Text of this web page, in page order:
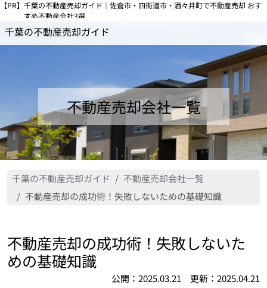
【PR】 千葉の不動産売却ガイド｜佐倉市・四街道市・酒々井町で不動産売却 おす
すめ不動産会社3選
千葉の不動産売却ガイド
不動産売却会社一覧
千葉の不動産売却ガイド
不動産売却会社一覧
不動産売却の成功術！失敗しないための基礎知識
不動産売却の成功術！失敗しないた
めの基礎知識
公開：2025.03.21 更新：2025.04.21